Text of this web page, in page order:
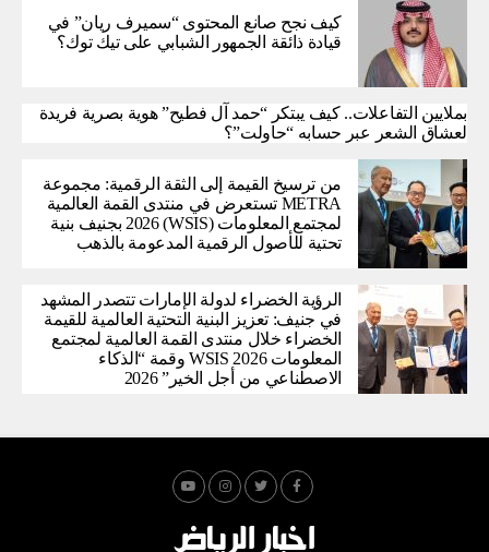
كيف نجح صانع المحتوى “سميرف ريان” في
قيادة ذائقة الجمهور الشبابي على تيك توك؟
بملايين التفاعلات.. كيف يبتكر “حمد آل فطيح” هوية بصرية فريدة
لعشاق الشعر عبر حسابه “حاولت”؟
من ترسيخ القيمة إلى الثقة الرقمية: مجموعة
METRA تستعرض في منتدى القمة العالمية
لمجتمع المعلومات (WSIS) 2026 بجنيف بنية
تحتية للأصول الرقمية المدعومة بالذهب
الرؤية الخضراء لدولة الإمارات تتصدر المشهد
في جنيف: تعزيز البنية التحتية العالمية للقيمة
الخضراء خلال منتدى القمة العالمية لمجتمع
المعلومات WSIS 2026 وقمة “الذكاء
الاصطناعي من أجل الخير” 2026